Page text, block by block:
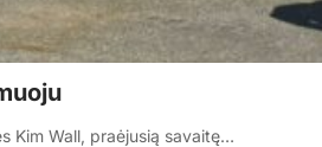
Kim Wall, praėjusią savaitę…